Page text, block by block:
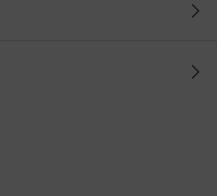
능한 빅 프린트 포인트 아이템